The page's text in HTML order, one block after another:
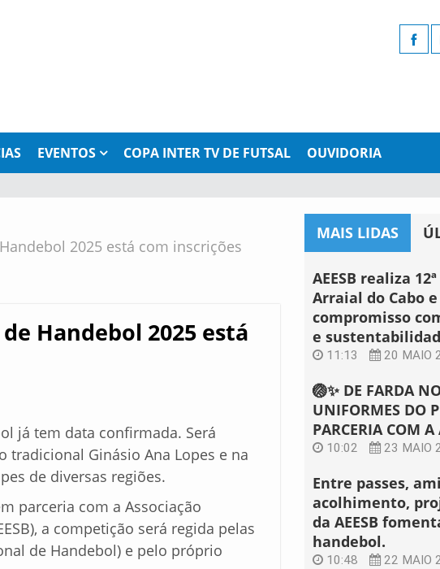
EVENTOS COPA INTER TV DE FUTSAL OUVIDORIA
2025 está com inscrições
Handebol 2025 está
já tem data confirmada. Será
tradicional Ginásio Ana Lopes e na
de diversas regiões.
parceria com a Associação
a competição será regida pelas
de Handebol) e pelo próprio
MAIS LIDAS
AEESB realiza
Arraial do Cabo
compromisso
e
11:13 20 MAIO
🏐✨ DE FARDA
UNIFORMES DO
PARCERIA COM A
10:02 23 MAIO
Entre passes,
acolhimento,
da AEESB
handebol.
10:48 22 MAIO